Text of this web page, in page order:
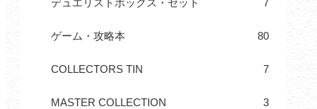
ゲーム・攻略本 80
COLLECTORS TIN 7
MASTER COLLECTION 3